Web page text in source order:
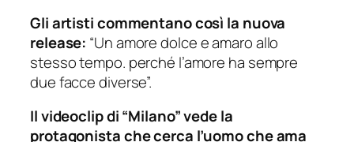
Gli artisti commentano così la nuova
release: “Un amore dolce e amaro allo
stesso tempo. perché l’amore ha sempre
due facce diverse”.
Il videoclip di “Milano” vede la
protagonista che cerca l’uomo che ama